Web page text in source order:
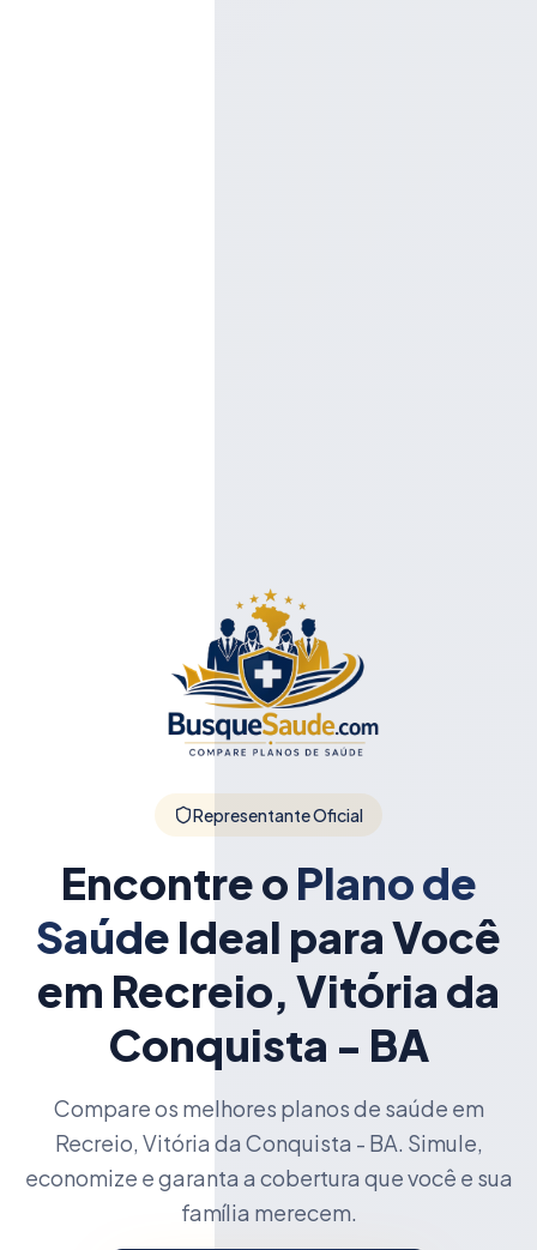
Representante Oficial
Encontre o Plano de
Saúde Ideal para Você
em Recreio, Vitória da
Conquista - BA
Compare os melhores planos de saúde em
Recreio, Vitória da Conquista - BA. Simule,
economize e garanta a cobertura que você e sua
família merecem.